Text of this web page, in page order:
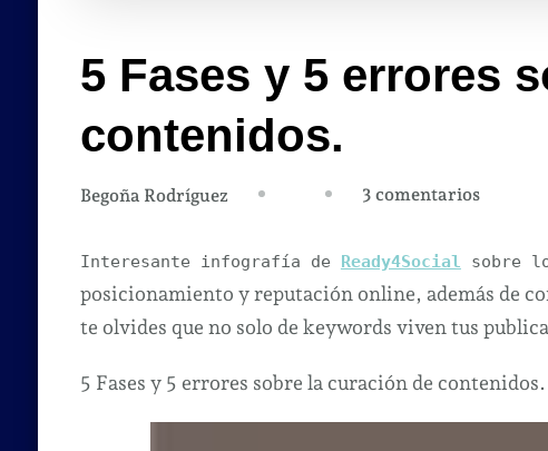
5 Fases y 5 errores
contenidos.
Begoña Rodríguez 3 comentariosen
Fases
y
errores
sobre
Interesante infografía de Ready4Social sobre
posicionamiento y reputación online, además de
te olvides que no solo de keywords viven tus
5 Fases y 5 errores sobre la curación de contenidos.